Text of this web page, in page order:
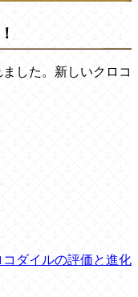
した。新しいクロコ
コダイルの評価と進化